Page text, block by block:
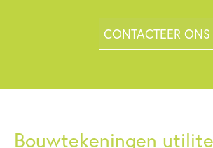
CONTACTEER ONS
Bouwtekeningen